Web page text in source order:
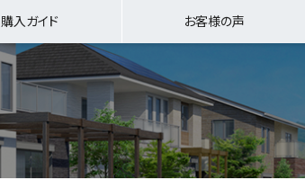
購入ガイド お客様の声